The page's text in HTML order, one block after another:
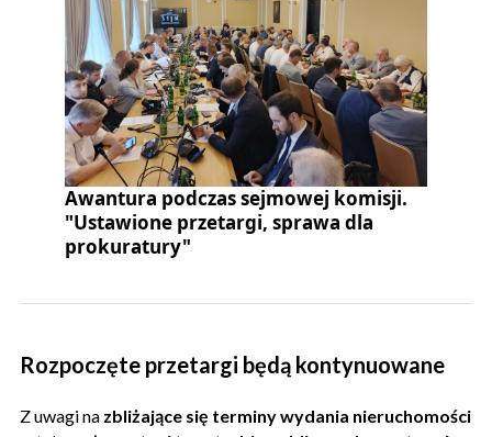
Awantura podczas sejmowej komisji.
"Ustawione przetargi, sprawa dla
prokuratury"
Rozpoczęte przetargi będą kontynuowane
Z uwagi na zbliżające się terminy wydania nieruchomości